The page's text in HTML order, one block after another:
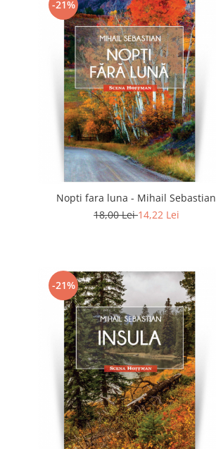
-21%
Nopti fara luna - Mihail Sebastian
18,00 Lei14,22 Lei
-21%